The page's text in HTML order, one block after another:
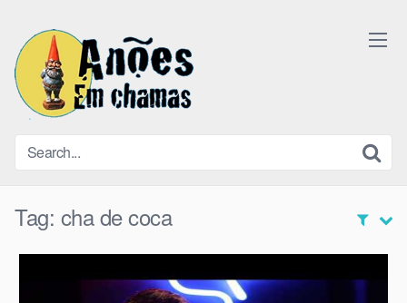
content
Tag: cha de coca